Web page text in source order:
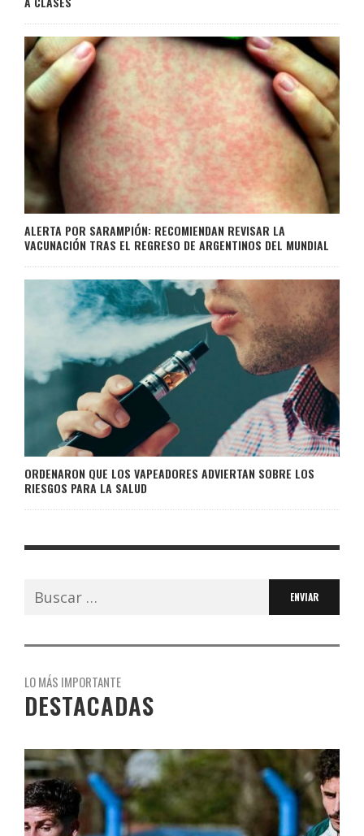
ALERTA POR SARAMPIÓN: RECOMIENDAN REVISAR LA
VACUNACIÓN TRAS EL REGRESO DE ARGENTINOS DEL MUNDIAL
ORDENARON QUE LOS VAPEADORES ADVIERTAN SOBRE LOS
RIESGOS PARA LA SALUD
Buscar:
LO MÁS IMPORTANTE
DESTACADAS